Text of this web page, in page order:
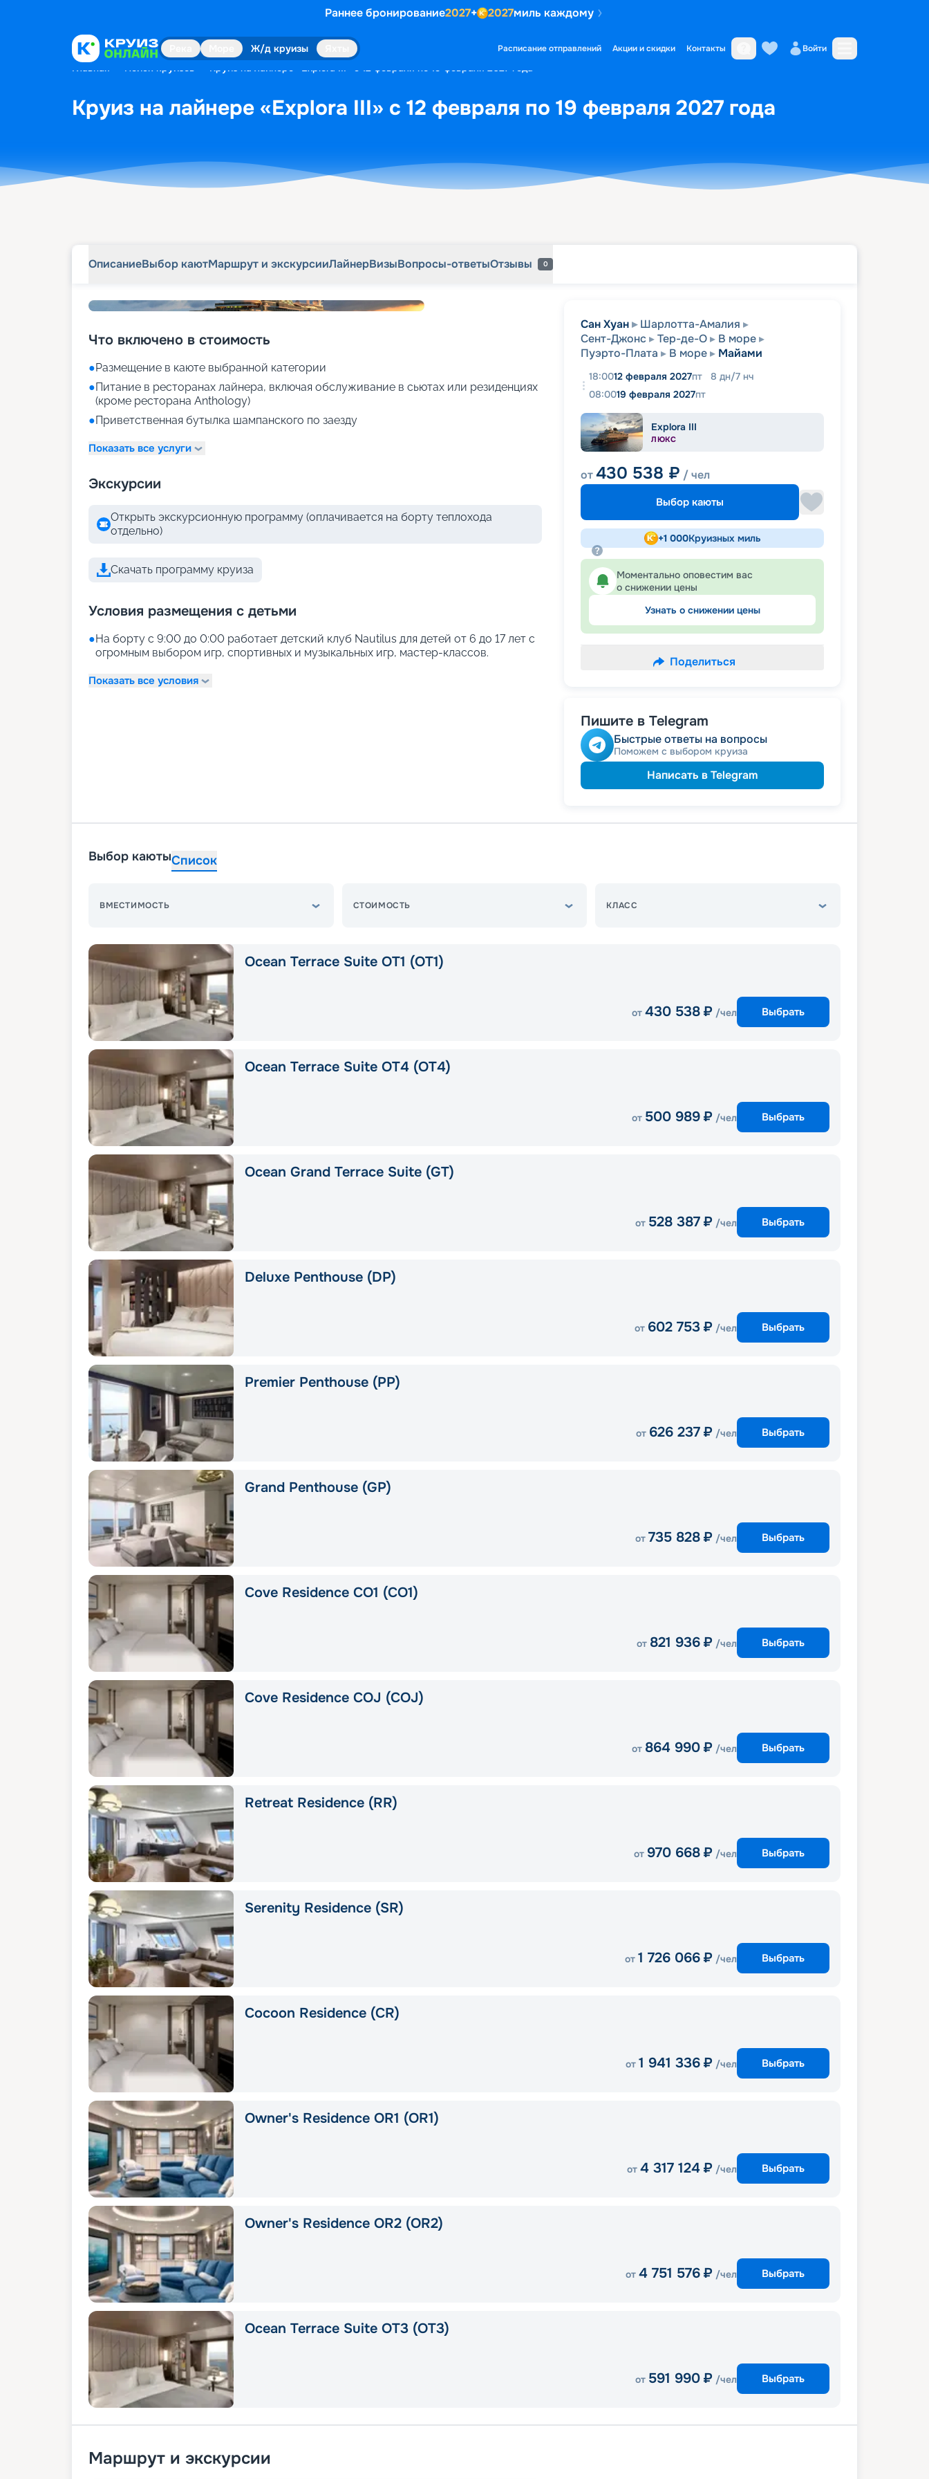
Раннее бронирование2027+ 2027миль каждому
Ж/д круизы Расписание отправлений Акции и скидки Контакты Войти
Главная Поиск круизов Круиз на лайнере «Explora III» с 12 февраля по 19 февраля 2027 года
Круиз на лайнере «Explora III» с 12 февраля по 19 февраля 2027 года
ОписаниеВыбор каютМаршрут и экскурсииЛайнерВизыВопросы-ответыОтзывы 0
Что включено в стоимость
●Размещение в каюте выбранной категории
●Питание в ресторанах лайнера, включая обслуживание в сьютах или резиденциях
(кроме ресторана Anthology)
●Приветственная бутылка шампанского по заезду
Показать все услуги
Экскурсии
Открыть экскурсионную программу (оплачивается на борту теплохода
отдельно)
Скачать программу круиза
Условия размещения с детьми
●На борту с 9:00 до 0:00 работает детский клуб Nautilus для детей от 6 до 17 лет с
огромным выбором игр, спортивных и музыкальных игр, мастер-классов.
Показать все условия
Сан Хуан
Шарлотта-Амалия
Сент-Джонс
Тер-де-О
В море
Пуэрто-Плата
В море Майами
18:0012 февраля 2027пт 8 дн/7 нч
08:0019 февраля 2027пт
Explora III
ЛЮКС
от430 538 ₽ / чел
Выбор каюты
+1 000Круизных миль
Моментально оповестим вас
о снижении цены
Узнать о снижении цены
Поделиться
Пишите в Telegram
Быстрые ответы на вопросы
Поможем с выбором круиза
Написать в Telegram
Выбор каютыСписок
ВМЕСТИМОСТЬ СТОИМОСТЬ КЛАСС
Ocean Terrace Suite OT1 (OT1)
от 430 538 ₽ /чел Выбрать
Ocean Terrace Suite OT4 (OT4)
от 500 989 ₽ /чел Выбрать
Ocean Grand Terrace Suite (GT)
от 528 387 ₽ /чел Выбрать
Deluxe Penthouse (DP)
от 602 753 ₽ /чел Выбрать
Premier Penthouse (PP)
от 626 237 ₽ /чел Выбрать
Grand Penthouse (GP)
от 735 828 ₽ /чел Выбрать
Cove Residence CO1 (CO1)
от 821 936 ₽ /чел Выбрать
Cove Residence COJ (COJ)
от 864 990 ₽ /чел Выбрать
Retreat Residence (RR)
от 970 668 ₽ /чел Выбрать
Serenity Residence (SR)
от 1 726 066 ₽ /чел Выбрать
Cocoon Residence (CR)
от 1 941 336 ₽ /чел Выбрать
Owner's Residence OR1 (OR1)
от 4 317 124 ₽ /чел Выбрать
Owner's Residence OR2 (OR2)
от 4 751 576 ₽ /чел Выбрать
Ocean Terrace Suite OT3 (OT3)
от 591 990 ₽ /чел Выбрать
Маршрут и экскурсии